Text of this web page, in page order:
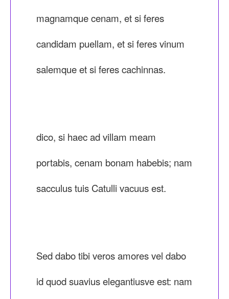
magnamque cenam, et si feres
candidam puellam, et si feres vinum
salemque et si feres cachinnas.
dico, si haec ad villam meam
portabis, cenam bonam habebis; nam
sacculus tuis Catulli vacuus est.
Sed dabo tibi veros amores vel dabo
id quod suavius elegantiusve est: nam